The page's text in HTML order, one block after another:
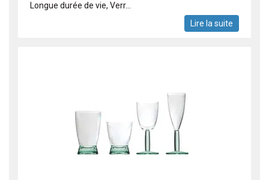
Longue durée de vie, Verr...
Lire la suite